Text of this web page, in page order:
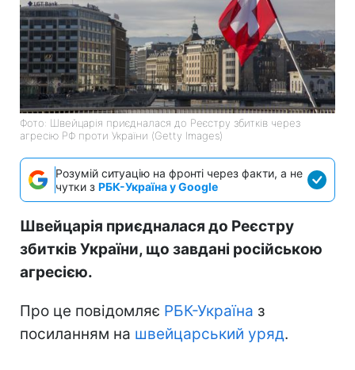
Фото: Швейцарія приєдналася до Реєстру збитків через
агресію РФ проти України (Getty Images)
Розумій ситуацію на фронті через факти, а не
чутки з РБК-Україна у Google
Швейцарія приєдналася до Реєстру
збитків України, що завдані російською
агресією.
Про це повідомляє РБК-Україна з
посиланням на швейцарський уряд.